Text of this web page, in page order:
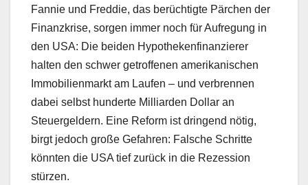
Fannie und Freddie, das berüchtigte Pärchen der
Finanzkrise, sorgen immer noch für Aufregung in
den USA: Die beiden Hypothekenfinanzierer
halten den schwer getroffenen amerikanischen
Immobilienmarkt am Laufen – und verbrennen
dabei selbst hunderte Milliarden Dollar an
Steuergeldern. Eine Reform ist dringend nötig,
birgt jedoch große Gefahren: Falsche Schritte
könnten die USA tief zurück in die Rezession
stürzen.